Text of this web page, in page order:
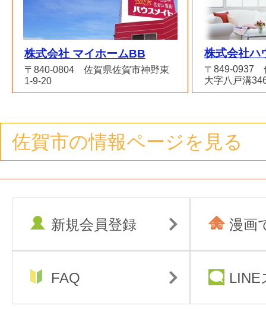
株式会社 マイホームBB
〒840-0804 佐賀県佐賀市神野東
1-9-20
株式会社
〒849-0937
大字八戸溝
佐賀市の情報ページを見る
新規会員登録 漫画
FAQ LINE